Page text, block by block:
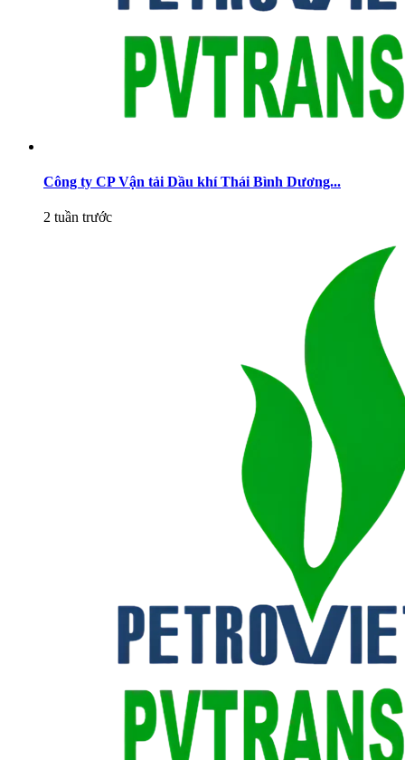
Công ty CP Vận tải Dầu khí Thái Bình Dương...
2 tuần trước